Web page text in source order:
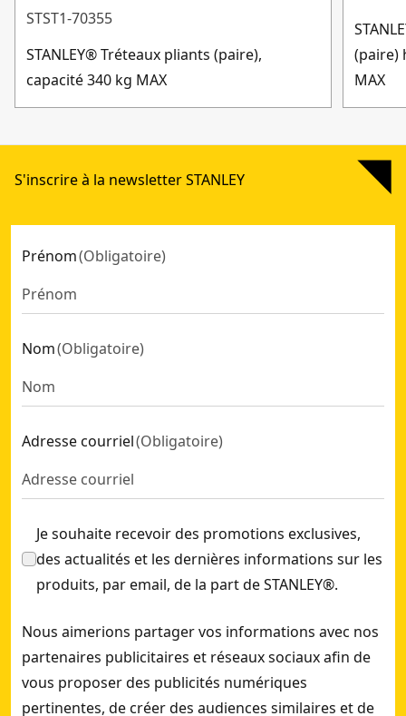
STST1-70355
STANLEY® Tréteaux pliants (paire),
capacité 340 kg MAX
(paire)
MAX
S'inscrire à la newsletter STANLEY
Prénom(Obligatoire)
Nom(Obligatoire)
Adresse courriel(Obligatoire)
Je souhaite recevoir des promotions exclusives,
des actualités et les dernières informations sur les
produits, par email, de la part de STANLEY®.
Nous aimerions partager vos informations avec nos
partenaires publicitaires et réseaux sociaux afin de
vous proposer des publicités numériques
pertinentes, de créer des audiences similaires et de